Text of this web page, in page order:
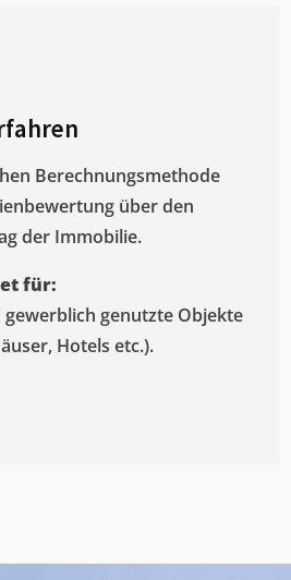
Berechnungsmethode
über den
der Immobilie.
für:
genutzte Objekte
Hotels etc.).